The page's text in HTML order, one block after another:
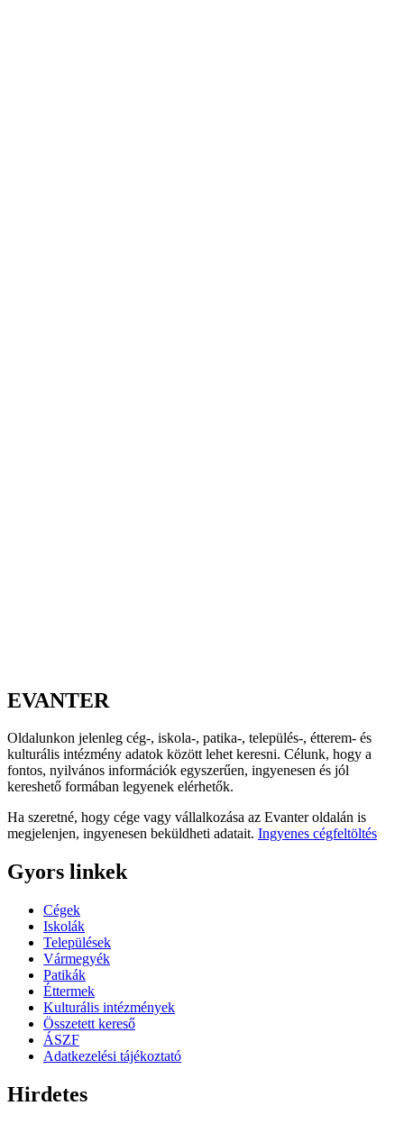
EVANTER
Oldalunkon jelenleg cég-, iskola-, patika-, település-, étterem- és
kulturális intézmény adatok között lehet keresni. Célunk, hogy a
fontos, nyilvános információk egyszerűen, ingyenesen és jól
kereshető formában legyenek elérhetők.
Ha szeretné, hogy cége vagy vállalkozása az Evanter oldalán is
megjelenjen, ingyenesen beküldheti adatait. Ingyenes cégfeltöltés
Gyors linkek
Cégek
Iskolák
Települések
Vármegyék
Patikák
Éttermek
Kulturális intézmények
Összetett kereső
ÁSZF
Adatkezelési tájékoztató
Hirdetes